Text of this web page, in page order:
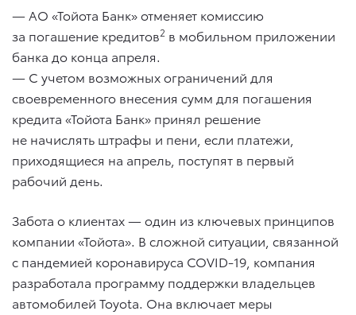
— АО «Тойота Банк» отменяет комиссию
за погашение кредитов2 в мобильном приложении
банка до конца апреля.
— С учетом возможных ограничений для
своевременного внесения сумм для погашения
кредита «Тойота Банк» принял решение
не начислять штрафы и пени, если платежи,
приходящиеся на апрель, поступят в первый
рабочий день.
Забота о клиентах — один из ключевых принципов
компании «Тойота». В сложной ситуации, связанной
с пандемией коронавируса COVID-19, компания
разработала программу поддержки владельцев
автомобилей Toyota. Она включает меры